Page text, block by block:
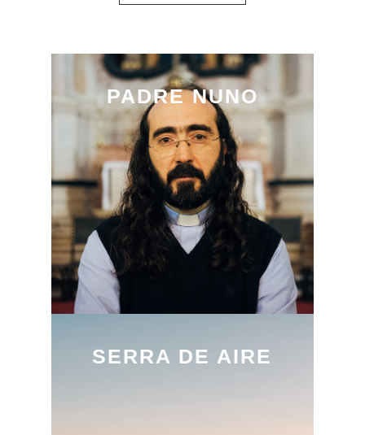
PADRE NUNO
SERRA DE AIRE